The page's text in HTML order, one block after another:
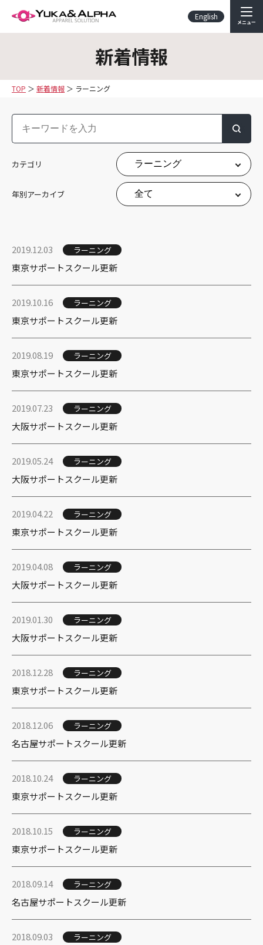
English
メニュー
新着情報
TOP 新着情報 ラーニング
2019.12.03 ラーニング
東京サポートスクール更新
2019.10.16 ラーニング
東京サポートスクール更新
2019.08.19 ラーニング
東京サポートスクール更新
2019.07.23 ラーニング
大阪サポートスクール更新
2019.05.24 ラーニング
大阪サポートスクール更新
2019.04.22 ラーニング
東京サポートスクール更新
2019.04.08 ラーニング
大阪サポートスクール更新
2019.01.30 ラーニング
大阪サポートスクール更新
2018.12.28 ラーニング
東京サポートスクール更新
2018.12.06 ラーニング
名古屋サポートスクール更新
2018.10.24 ラーニング
東京サポートスクール更新
2018.10.15 ラーニング
東京サポートスクール更新
2018.09.14 ラーニング
名古屋サポートスクール更新
2018.09.03 ラーニング
検索
カテゴリ
年別アーカイブ